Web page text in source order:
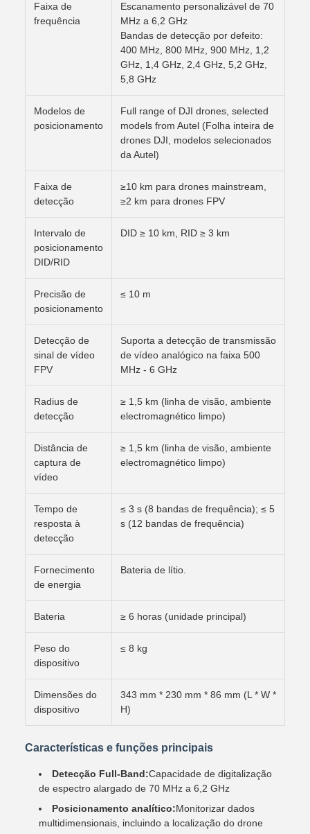
Faixa de
frequência
Escanamento personalizável de 70
MHz a 6,2 GHz
Bandas de detecção por defeito:
400 MHz, 800 MHz, 900 MHz, 1,2
GHz, 1,4 GHz, 2,4 GHz, 5,2 GHz,
5,8 GHz
Modelos de
posicionamento
Full range of DJI drones, selected
models from Autel (Folha inteira de
drones DJI, modelos selecionados
da Autel)
Faixa de
detecção
≥10 km para drones mainstream,
≥2 km para drones FPV
Intervalo de
posicionamento
DID/RID
DID ≥ 10 km, RID ≥ 3 km
Precisão de
posicionamento
≤ 10 m
Detecção de
sinal de vídeo
FPV
Suporta a detecção de transmissão
de vídeo analógico na faixa 500
MHz - 6 GHz
Radius de
detecção
≥ 1,5 km (linha de visão, ambiente
electromagnético limpo)
Distância de
captura de
vídeo
≥ 1,5 km (linha de visão, ambiente
electromagnético limpo)
Tempo de
resposta à
detecção
≤ 3 s (8 bandas de frequência); ≤ 5
s (12 bandas de frequência)
Fornecimento
de energia
Bateria de lítio.
Bateria ≥ 6 horas (unidade principal)
Peso do
dispositivo
≤ 8 kg
Dimensões do
dispositivo
343 mm * 230 mm * 86 mm (L * W *
H)
Características e funções principais
Detecção Full-Band:Capacidade de digitalização
de espectro alargado de 70 MHz a 6,2 GHz
Posicionamento analítico:Monitorizar dados
multidimensionais, incluindo a localização do drone